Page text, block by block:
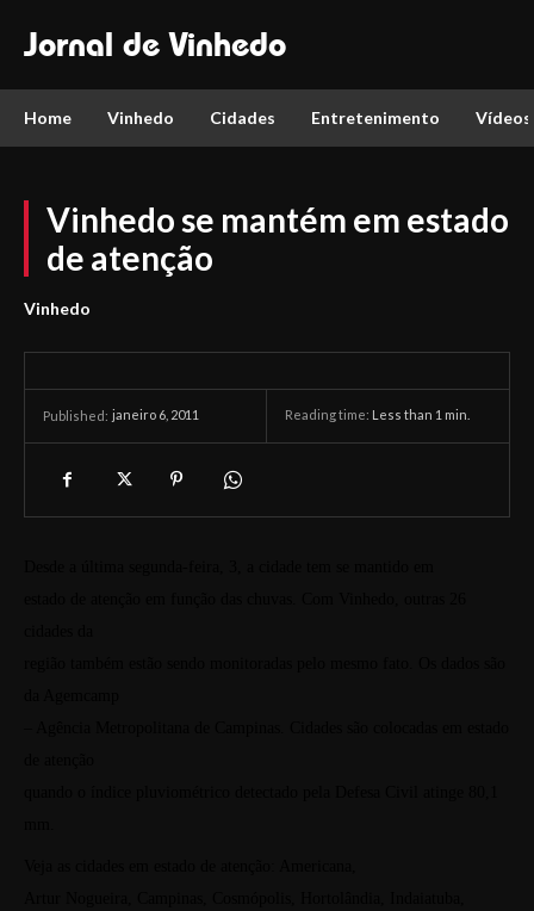
Jornal de Vinhedo
Home Vinhedo Cidades Entretenimento Vídeos
Vinhedo se mantém em estado
de atenção
Vinhedo
Published: janeiro 6, 2011 Reading time: Less than 1 min.